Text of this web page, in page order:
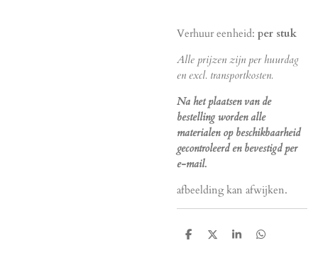
Verhuur eenheid: per stuk
Alle prijzen zijn per huurdag
en excl. transportkosten.
Na het plaatsen van de
bestelling worden alle
materialen op beschikbaarheid
gecontroleerd en bevestigd per
e-mail.
afbeelding kan afwijken.
D
D
S
D